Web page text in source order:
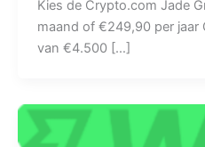
Kies de Crypto.com Jade
maand of €249,90 per jaar
van €4.500 […]